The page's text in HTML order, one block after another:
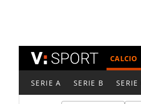
CALCIO
SERIE A SERIE B SERIE